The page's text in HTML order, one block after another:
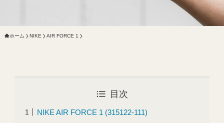
ホーム NIKE AIR FORCE 1
目次
NIKE AIR FORCE 1 (315122-111)